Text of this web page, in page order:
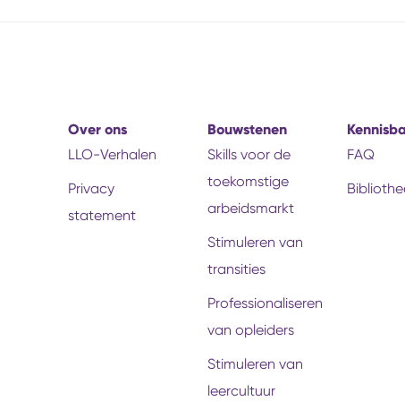
Over ons
LLO-Verhalen
Privacy
statement
Bouwstenen
Skills voor de
toekomstige
arbeidsmarkt
Stimuleren van
transities
Professionaliseren
van opleiders
Stimuleren van
leercultuur
FAQ